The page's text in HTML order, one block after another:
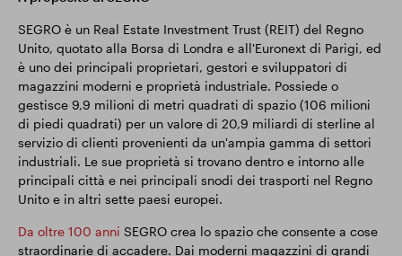
SEGRO è un Real Estate Investment Trust (REIT) del Regno
Unito, quotato alla Borsa di Londra e all'Euronext di Parigi, ed
è uno dei principali proprietari, gestori e sviluppatori di
magazzini moderni e proprietà industriale. Possiede o
gestisce 9,9 milioni di metri quadrati di spazio (106 milioni
di piedi quadrati) per un valore di 20,9 miliardi di sterline al
servizio di clienti provenienti da un'ampia gamma di settori
industriali. Le sue proprietà si trovano dentro e intorno alle
principali città e nei principali snodi dei trasporti nel Regno
Unito e in altri sette paesi europei.
Da oltre 100 anni SEGRO crea lo spazio che consente a cose
straordinarie di accadere. Dai moderni magazzini di grandi